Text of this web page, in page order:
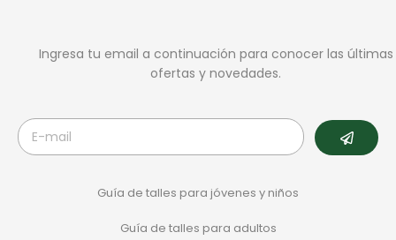
Ingresa tu email a continuación para conocer las últimas
ofertas y novedades.
Guía de talles para jóvenes y niños
Guía de talles para adultos